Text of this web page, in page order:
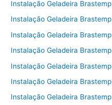
Instalação Geladeira
Instalação Geladeira
Instalação Geladeira
Instalação Geladeira
Instalação Geladeira
Instalação Geladeira
Instalação Geladeira